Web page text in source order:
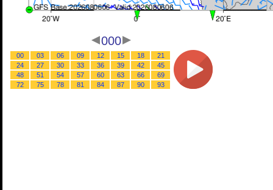
000
00 03 06 09 12 15 18
21
24
27 30 33 36 39 42
45
48
51 54 57 60 63 66
69
72
75 78 81 84 87 90 93